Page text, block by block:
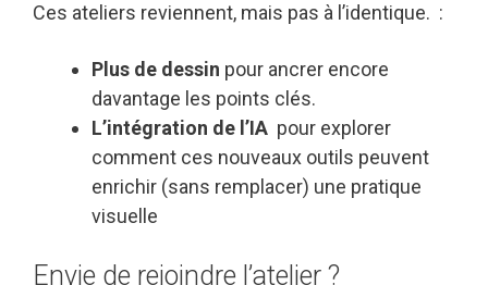
Ces ateliers reviennent, mais pas à l’identique. :
Plus de dessin pour ancrer encore
davantage les points clés.
L’intégration de l’IA pour explorer
comment ces nouveaux outils peuvent
enrichir (sans remplacer) une pratique
visuelle
Envie de rejoindre l’atelier ?